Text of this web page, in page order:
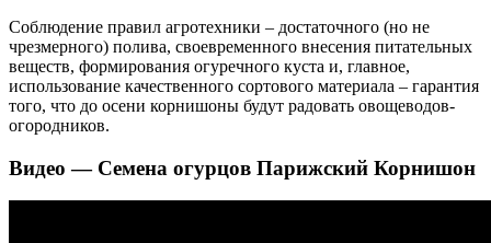
Соблюдение правил агротехники – достаточного (но не
чрезмерного) полива, своевременного внесения питательных
веществ, формирования огуречного куста и, главное,
использование качественного сортового материала – гарантия
того, что до осени корнишоны будут радовать овощеводов-
огородников.
Видео — Семена огурцов Парижский Корнишон